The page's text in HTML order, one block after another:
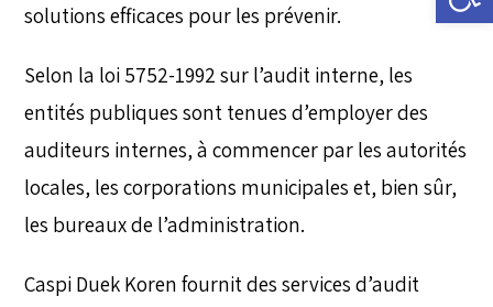
solutions efficaces pour les prévenir.
Selon la loi 5752-1992 sur l’audit interne, les
entités publiques sont tenues d’employer des
auditeurs internes, à commencer par les autorités
locales, les corporations municipales et, bien sûr,
les bureaux de l’administration.
Caspi Duek Koren fournit des services d’audit